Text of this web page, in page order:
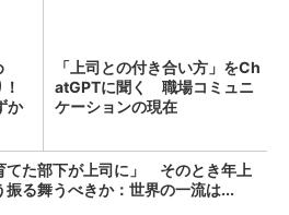
か
「上司との付き合い方」をCh
atGPTに聞く 職場コミュニ
ケーションの現在
てた部下が上司に」 そのとき年上
振る舞うべきか：世界の一流は...